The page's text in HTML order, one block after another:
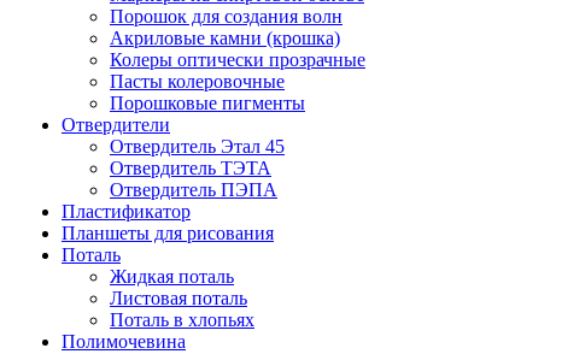
Порошок для создания волн
Акриловые камни (крошка)
Колеры оптически прозрачные
Пасты колеровочные
Порошковые пигменты
Отвердители
Отвердитель Этал 45
Отвердитель ТЭТА
Отвердитель ПЭПА
Пластификатор
Планшеты для рисования
Поталь
Жидкая поталь
Листовая поталь
Поталь в хлопьях
Полимочевина